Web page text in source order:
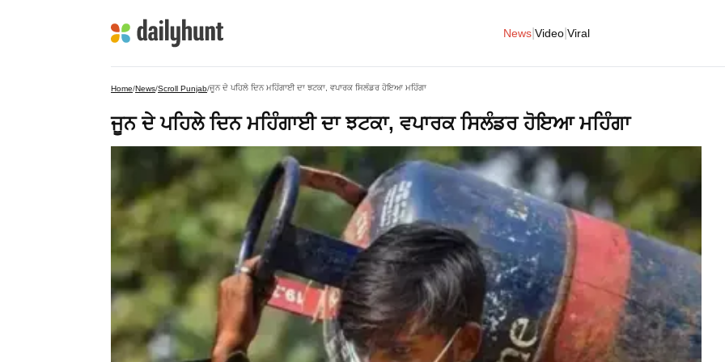
News Video Viral
Home/News/Scroll Punjab/ਜੂਨ ਦੇ ਪਹਿਲੇ ਦਿਨ ਮਹਿੰਗਾਈ ਦਾ ਝਟਕਾ, ਵਪਾਰਕ ਸਿਲੰਡਰ ਹੋਇਆ ਮਹਿੰਗਾ
ਜੂਨ ਦੇ ਪਹਿਲੇ ਦਿਨ ਮਹਿੰਗਾਈ ਦਾ ਝਟਕਾ, ਵਪਾਰਕ ਸਿਲੰਡਰ ਹੋਇਆ ਮਹਿੰਗਾ